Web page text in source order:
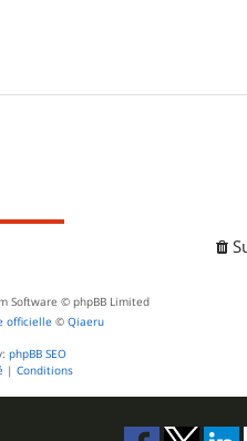
Software © phpBB Limited
officielle © Qiaeru
phpBB SEO
| Conditions